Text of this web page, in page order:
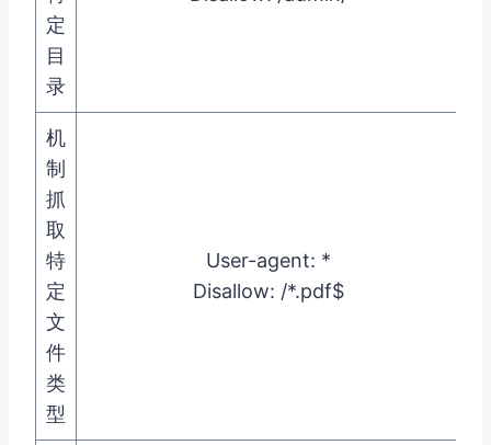
定
目
录
机
制
抓
取
特
定
文
件
类
型
User-agent: *
Disallow: /*.pdf$